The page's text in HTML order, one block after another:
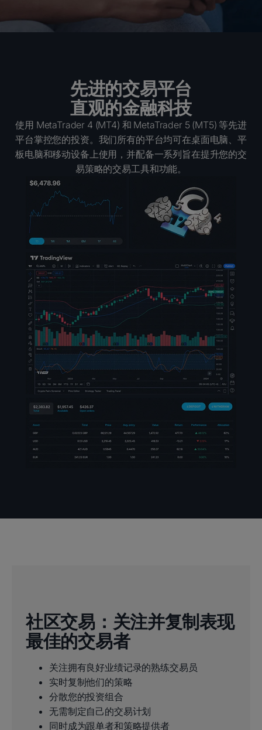
先进的交易平台
直观的金融科技
使用 MetaTrader 4 (MT4) 和 MetaTrader 5 (MT5) 等先进
平台掌控您的投资。我们所有的平台均可在桌面电脑、平
板电脑和移动设备上使用，并配备一系列旨在提升您的交
易策略的交易工具和功能。
社区交易：关注并复制表现
最佳的交易者
关注拥有良好业绩记录的熟练交易员
实时复制他们的策略
分散您的投资组合
无需制定自己的交易计划
同时成为跟单者和策略提供者